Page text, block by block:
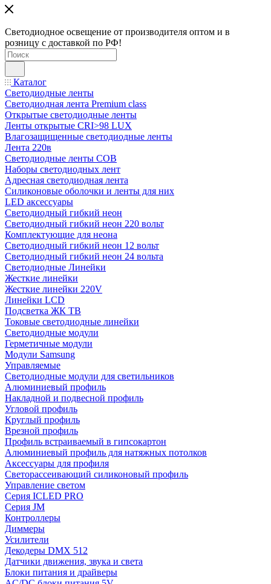
Светодиодное освещение от производителя оптом и в
розницу с доставкой по РФ!
Каталог
Светодиодные ленты
Светодиодная лента Premium class
Открытые светодиодные ленты
Ленты открытые CRI>98 LUX
Влагозащищенные светодиодные ленты
Лента 220в
Светодиодные ленты COB
Наборы светодиодных лент
Адресная светодиодная лента
Силиконовые оболочки и ленты для них
LED аксессуары
Светодиодный гибкий неон
Светодиодный гибкий неон 220 вольт
Комплектующие для неона
Светодиодный гибкий неон 12 вольт
Светодиодный гибкий неон 24 вольта
Светодиодные Линейки
Жесткие линейки
Жесткие линейки 220V
Линейки LCD
Подсветка ЖК ТВ
Токовые светодиодные линейки
Светодиодные модули
Герметичные модули
Модули Samsung
Управляемые
Светодиодные модули для светильников
Алюминиевый профиль
Накладной и подвесной профиль
Угловой профиль
Круглый профиль
Врезной профиль
Профиль встраиваемый в гипсокартон
Алюминиевый профиль для натяжных потолков
Аксессуары для профиля
Светорассеивающий силиконовый профиль
Управление светом
Серия ICLED PRO
Серия JM
Контроллеры
Диммеры
Усилители
Декодеры DMX 512
Датчики движения, звука и света
Блоки питания и драйверы